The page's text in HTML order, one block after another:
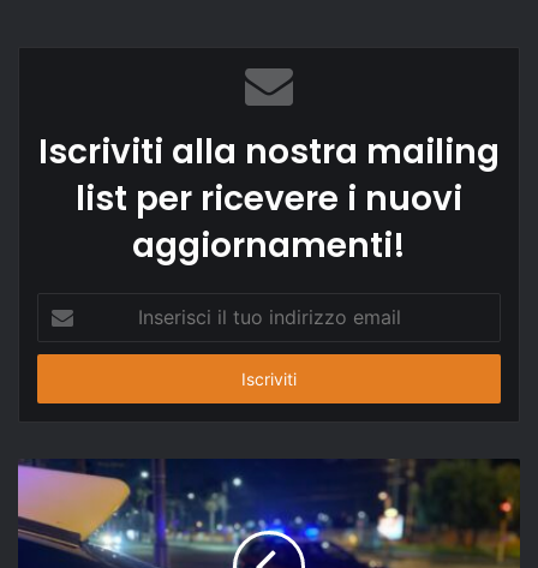
Iscriviti alla nostra mailing
list per ricevere i nuovi
aggiornamenti!
tuo
email